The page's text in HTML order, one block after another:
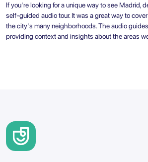
If you're looking for a unique way to see Madrid,
self-guided audio tour. It was a great way to
the city's many neighborhoods. The audio
providing context and insights about the areas